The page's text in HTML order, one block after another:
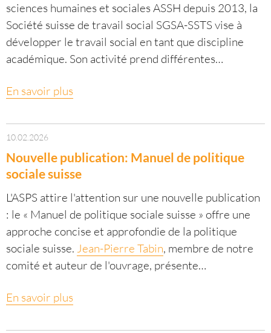
sciences humaines et sociales ASSH depuis 2013, la
Société suisse de travail social SGSA-SSTS vise à
développer le travail social en tant que discipline
académique. Son activité prend différentes…
En savoir plus
10.02.2026
Nouvelle publication: Manuel de politique
sociale suisse
L'ASPS attire l'attention sur une nouvelle publication
: le « Manuel de politique sociale suisse » offre une
approche concise et approfondie de la politique
sociale suisse. Jean-Pierre Tabin, membre de notre
comité et auteur de l'ouvrage, présente…
En savoir plus